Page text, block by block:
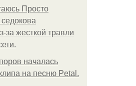
Просто
за жесткой травли
началась
на песню Petal.